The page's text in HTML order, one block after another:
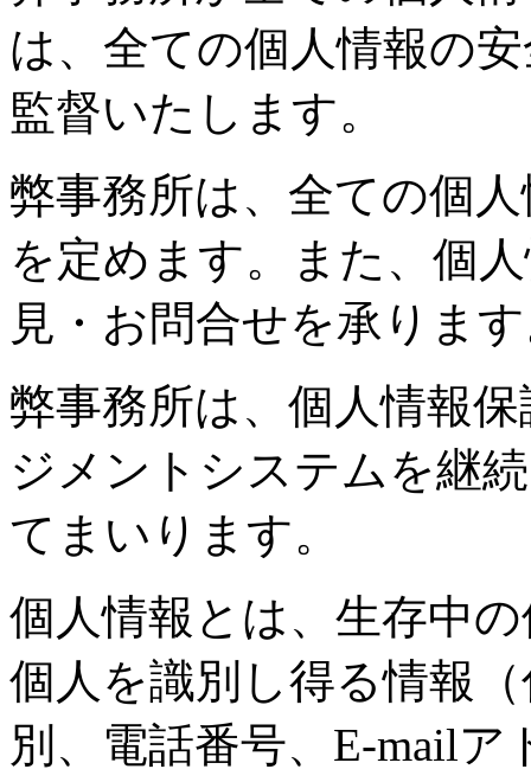
は、全ての個人情報の
監督いたします。
弊事務所は、全ての個
を定めます。また、個
見・お問合せを承りま
弊事務所は、個人情報
ジメントシステムを継
てまいります。
個人情報とは、生存中
個人を識別し得る情報
別、電話番号、E-mail